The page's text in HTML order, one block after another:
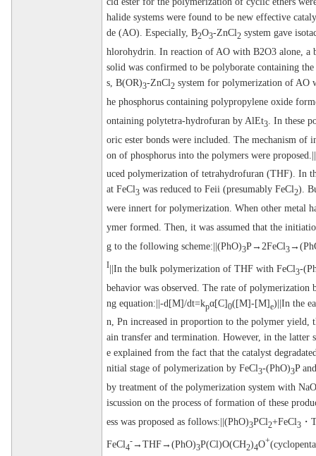
halide systems were found to be new effective
de (AO). Especially, B2O3-ZnCl2 system gave
hlorohydrin. In reaction of AO with B2O3 alone, a
solid was confirmed to be polyborate containing
s, B(OR)3-ZnCl2 system for polymerization of AO
he phosphorus containing polypropylene oxide
ontaining polytetra-hydrofuran by AlEt3 . In these
oric ester bonds were included. The mechanism
on of phosphorus into the polymers were
uced polymerization of tetrahydrofuran (THF). In
at FeCl3 was reduced to Feii (presumably FeCl2).
were innert for polymerization. When other metal
ymer formed. Then, it was assumed that the
g to the following scheme:||(PhO)3P→2FeCl3
I||In the bulk polymerization of THF with FeCl3-
behavior was observed. The rate of polymerization
ng equation:||-d[M]/dt=kpα[C]0([M]-[M]e)||In the
n, Pn increased in proportion to the polymer yield,
ain transfer and termination. However, in the latter
e explained from the fact that the catalyst
nitial stage of polymerization by FeCl3-(PhO)3P
by treatment of the polymerization system with
iscussion on the process of formation of these
ess was proposed as follows:||(PhO)3PCl2+FeCl3
FeCl4
-→THF→(PhO)3P(Cl)O(CH2)4O+